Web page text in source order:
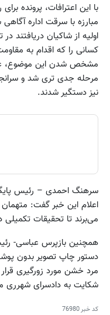
با این اعترافات، پرونده
مبارزه با سرقت اداره
اولیه از شاکیان دریافتند
کسانی را که اقدام به
مشخص شدن این موضوع،
نیز دستگیر شدند.
سرهنگ احمدی – رئیس
اعلام این خبر گفت:
می‌برند تا تحقیقات
مرد خشن مورد زورگیری
شکایت به دادسرای شهرری
کد خبر76980